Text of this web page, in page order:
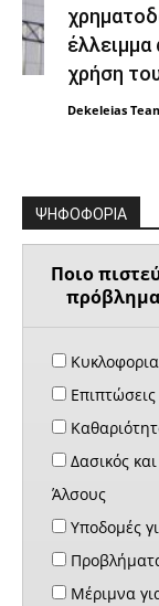
χρήση
Dekeleias
ΨΗΦΟΦΟΡΙΑ
Ποιο
πρόβλημα
Δασικός
Άλσους
Υποδομές
Μέριμνα